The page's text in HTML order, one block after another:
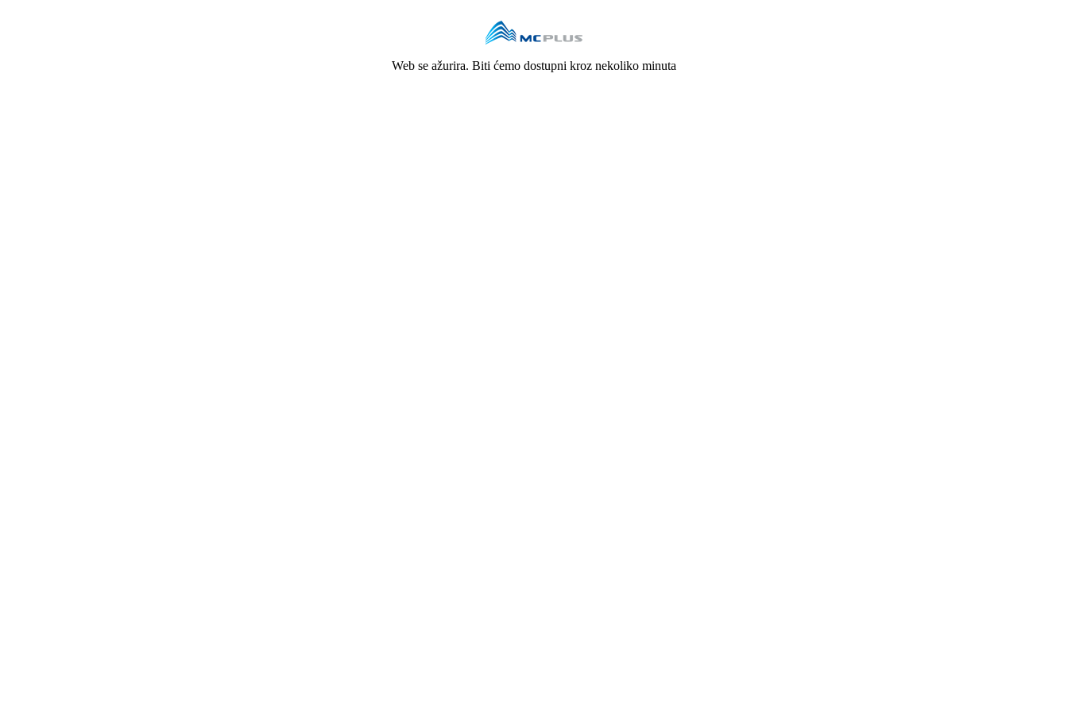
Web se ažurira. Biti ćemo dostupni kroz nekoliko minuta